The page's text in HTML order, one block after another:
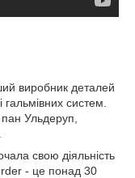
виробник деталей
систем.
Ульдеруп,
свою діяльність
- це понад 30